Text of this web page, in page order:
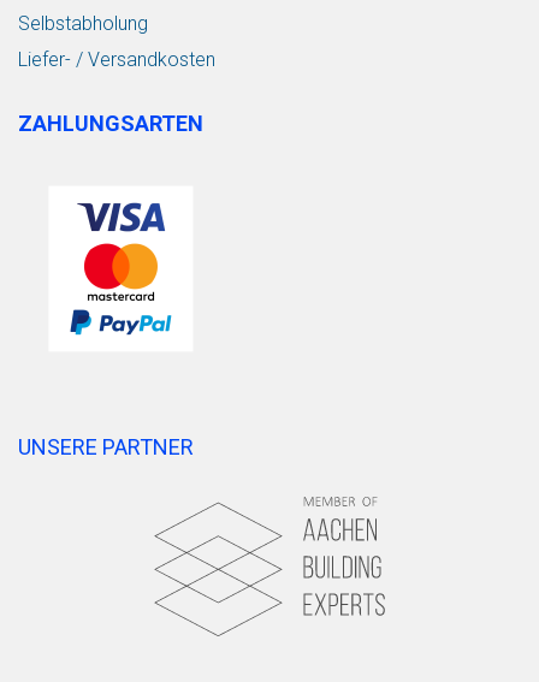
Selbstabholung
Liefer- / Versandkosten
ZAHLUNGSARTEN
UNSERE PARTNER